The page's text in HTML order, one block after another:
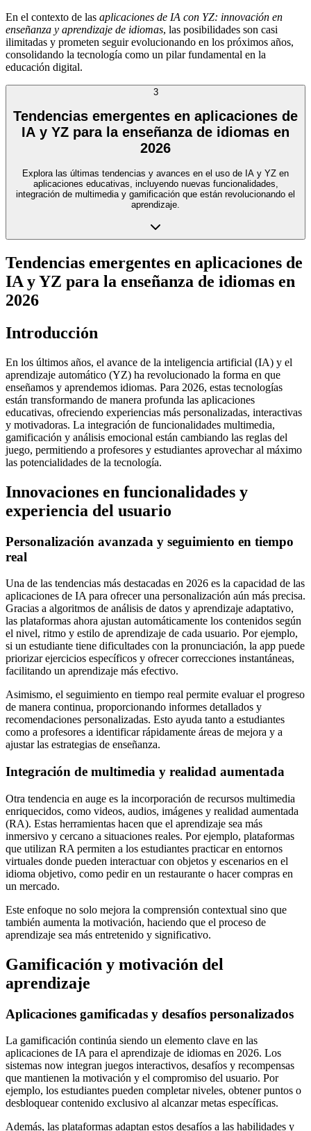
En el contexto de las aplicaciones de IA con YZ: innovación en
enseñanza y aprendizaje de idiomas, las posibilidades son casi
ilimitadas y prometen seguir evolucionando en los próximos años,
consolidando la tecnología como un pilar fundamental en la
educación digital.
3
Tendencias emergentes en aplicaciones de
IA y YZ para la enseñanza de idiomas en
2026
Explora las últimas tendencias y avances en el uso de IA y YZ en
aplicaciones educativas, incluyendo nuevas funcionalidades,
integración de multimedia y gamificación que están revolucionando el
aprendizaje.
Tendencias emergentes en aplicaciones de
IA y YZ para la enseñanza de idiomas en
2026
Introducción
En los últimos años, el avance de la inteligencia artificial (IA) y el
aprendizaje automático (YZ) ha revolucionado la forma en que
enseñamos y aprendemos idiomas. Para 2026, estas tecnologías
están transformando de manera profunda las aplicaciones
educativas, ofreciendo experiencias más personalizadas, interactivas
y motivadoras. La integración de funcionalidades multimedia,
gamificación y análisis emocional están cambiando las reglas del
juego, permitiendo a profesores y estudiantes aprovechar al máximo
las potencialidades de la tecnología.
Innovaciones en funcionalidades y
experiencia del usuario
Personalización avanzada y seguimiento en tiempo
real
Una de las tendencias más destacadas en 2026 es la capacidad de las
aplicaciones de IA para ofrecer una personalización aún más precisa.
Gracias a algoritmos de análisis de datos y aprendizaje adaptativo,
las plataformas ahora ajustan automáticamente los contenidos según
el nivel, ritmo y estilo de aprendizaje de cada usuario. Por ejemplo,
si un estudiante tiene dificultades con la pronunciación, la app puede
priorizar ejercicios específicos y ofrecer correcciones instantáneas,
facilitando un aprendizaje más efectivo.
Asimismo, el seguimiento en tiempo real permite evaluar el progreso
de manera continua, proporcionando informes detallados y
recomendaciones personalizadas. Esto ayuda tanto a estudiantes
como a profesores a identificar rápidamente áreas de mejora y a
ajustar las estrategias de enseñanza.
Integración de multimedia y realidad aumentada
Otra tendencia en auge es la incorporación de recursos multimedia
enriquecidos, como videos, audios, imágenes y realidad aumentada
(RA). Estas herramientas hacen que el aprendizaje sea más
inmersivo y cercano a situaciones reales. Por ejemplo, plataformas
que utilizan RA permiten a los estudiantes practicar en entornos
virtuales donde pueden interactuar con objetos y escenarios en el
idioma objetivo, como pedir en un restaurante o hacer compras en
un mercado.
Este enfoque no solo mejora la comprensión contextual sino que
también aumenta la motivación, haciendo que el proceso de
aprendizaje sea más entretenido y significativo.
Gamificación y motivación del
aprendizaje
Aplicaciones gamificadas y desafíos personalizados
La gamificación continúa siendo un elemento clave en las
aplicaciones de IA para el aprendizaje de idiomas en 2026. Los
sistemas now integran juegos interactivos, desafíos y recompensas
que mantienen la motivación y el compromiso del usuario. Por
ejemplo, los estudiantes pueden completar niveles, obtener puntos o
desbloquear contenido exclusivo al alcanzar metas específicas.
Además, las plataformas adaptan estos desafíos a las habilidades y